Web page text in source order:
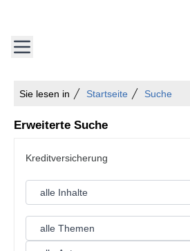
Sie lesen in Startseite Suche
Erweiterte Suche